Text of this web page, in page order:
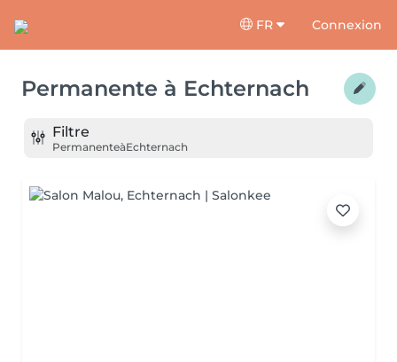
FR Connexion
Permanente à Echternach
Filtre
PermanenteàEchternach